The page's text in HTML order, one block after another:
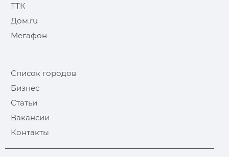
ТТК
Дом.ru
Мегафон
Список городов
Бизнес
Статьи
Вакансии
Контакты